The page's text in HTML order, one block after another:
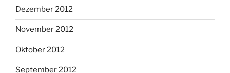
Dezember 2012
November 2012
Oktober 2012
September 2012